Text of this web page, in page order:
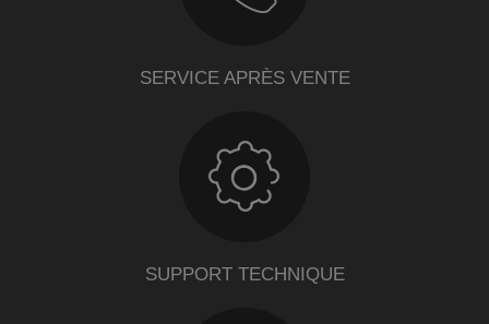
SERVICE APRÈS VENTE
SUPPORT TECHNIQUE